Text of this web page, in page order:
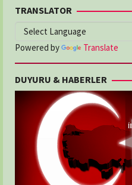
TRANSLATOR
Powered by Translate
DUYURU & HABERLER